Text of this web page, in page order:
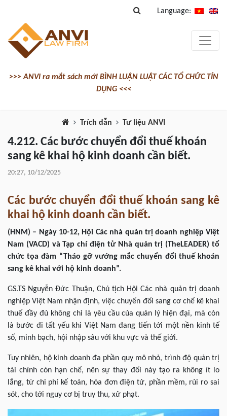
Language:
>>> ANVI ra mắt sách mới BÌNH LUẬN LUẬT CÁC TỔ CHỨC TÍN
DỤNG <<<
Trích dẫn Tư liệu ANVI
4.212. Các bước chuyển đổi thuế khoán
sang kê khai hộ kinh doanh cần biết.
20:27, 10/12/2025
Các bước chuyển đổi thuế khoán sang kê
khai hộ kinh doanh cần biết.
(HNM) – Ngày 10-12, Hội Các nhà quản trị doanh nghiệp Việt
Nam (VACD) và Tạp chí điện tử Nhà quản trị (TheLEADER) tổ
chức tọa đàm “Tháo gỡ vướng mắc chuyển đổi thuế khoán
sang kê khai với hộ kinh doanh”.
GS.TS Nguyễn Đức Thuận, Chủ tịch Hội Các nhà quản trị doanh
nghiệp Việt Nam nhận định, việc chuyển đổi sang cơ chế kê khai
thuế đầy đủ không chỉ là yêu cầu của quản lý hiện đại, mà còn
là bước đi tất yếu khi Việt Nam đang tiến tới một nền kinh tế
số, minh bạch, hội nhập sâu với khu vực và thế giới.
Tuy nhiên, hộ kinh doanh đa phần quy mô nhỏ, trình độ quản trị
tài chính còn hạn chế, nên sự thay đổi này tạo ra không ít lo
lắng, từ chi phí kế toán, hóa đơn điện tử, phần mềm, rủi ro sai
sót, cho tới nguy cơ bị truy thu, xử phạt.